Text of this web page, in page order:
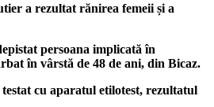
a rezultat rănirea femeii și a
persoana implicată în
în vârstă de 48 de ani, din Bicaz.
cu aparatul etilotest, rezultatul